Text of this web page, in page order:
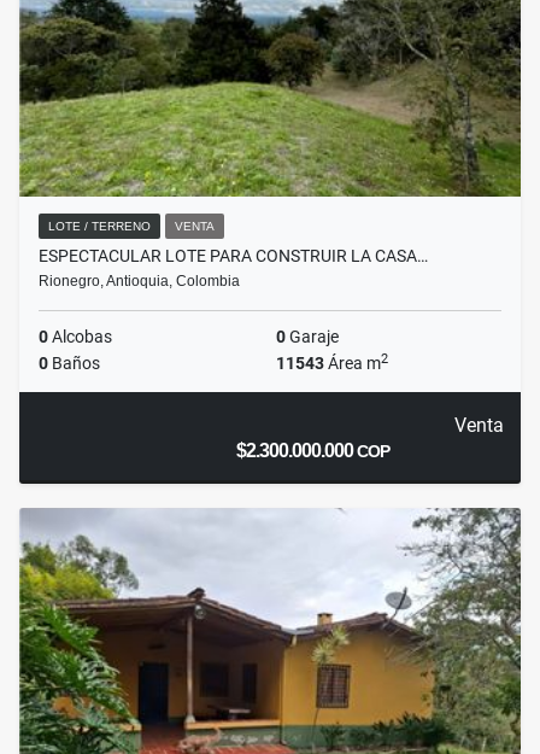
LOTE / TERRENO VENTA
ESPECTACULAR LOTE PARA CONSTRUIR LA CASA…
Rionegro, Antioquia, Colombia
0Alcobas 0Garaje
0 Baños 11543Área m2
Venta
$2.300.000.000COP